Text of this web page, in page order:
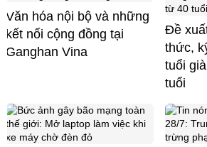
Văn hóa nội bộ và những
kết nối cộng đồng tại
Ganghan Vina
Đề
thức,
tuổi
tuổi